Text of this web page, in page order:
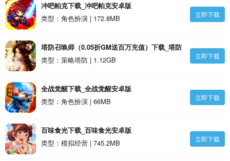
冲吧帕克下载_冲吧帕克安卓版
类型：角色扮演 | 172.8MB
立即下载
塔防召唤师（0.05折GM送百万充值）下载_塔防
召唤师（0.05折GM送百万充值）安卓版
类型：策略塔防 | 1.12GB 立即下载
全战觉醒下载_全战觉醒安卓版
类型：角色扮演 | 66MB
立即下载
百味食光下载_百味食光安卓版
类型：模拟经营 | 745.2MB
立即下载